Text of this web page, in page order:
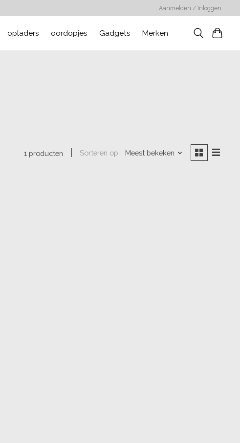
Aanmelden / Inloggen
opladers oordopjes Gadgets Merken
1 producten Sorteren op Meest bekeken